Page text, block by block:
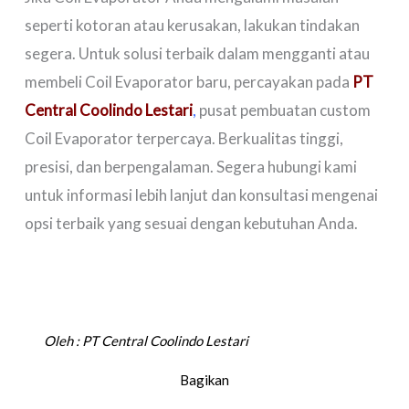
seperti kotoran atau kerusakan, lakukan tindakan
segera. Untuk solusi terbaik dalam mengganti atau
membeli Coil Evaporator baru, percayakan pada PT
Central Coolindo Lestari, pusat pembuatan custom
Coil Evaporator terpercaya. Berkualitas tinggi,
presisi, dan berpengalaman. Segera hubungi kami
untuk informasi lebih lanjut dan konsultasi mengenai
opsi terbaik yang sesuai dengan kebutuhan Anda.
Oleh :PT Central Coolindo Lestari
Bagikan